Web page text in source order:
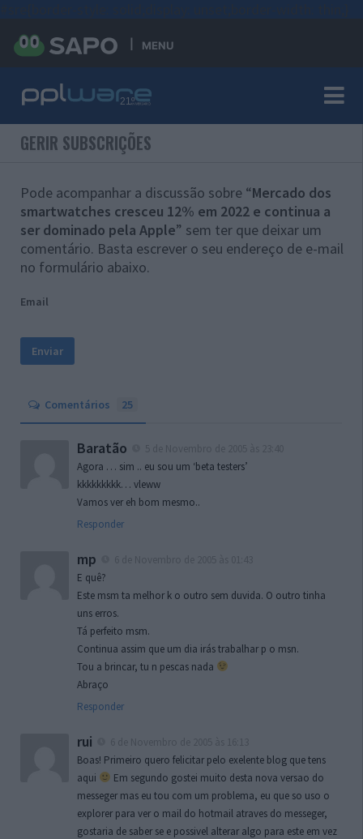
MENU
GERIR SUBSCRIÇÕES
Pode acompanhar a discussão sobre “Mercado dos
smartwatches cresceu 12% em 2022 e continua a
ser dominado pela Apple” sem ter que deixar um
comentário. Basta escrever o seu endereço de e-mail
no formulário abaixo.
Email
Comentários 25
Baratão
Agora … sim .. eu sou um ‘beta testers’
kkkkkkkkk… vleww
Vamos ver eh bom mesmo..
Responder
mp
E quê?
Este msm ta melhor k o outro sem duvida. O outro tinha
uns erros.
Tá perfeito msm.
Continua assim que um dia irás trabalhar p o msn.
Tou a brincar, tu n pescas nada
Abraço
Responder
rui
Boas! Primeiro quero felicitar pelo exelente blog que tens
aqui
Em segundo gostei muito desta nova versao do
messeger mas eu tou com um problema, eu que so uso o
explorer para ver o mail do hotmail atraves do messeger,
gostaria de saber se e possivel alterar algo para este em vez